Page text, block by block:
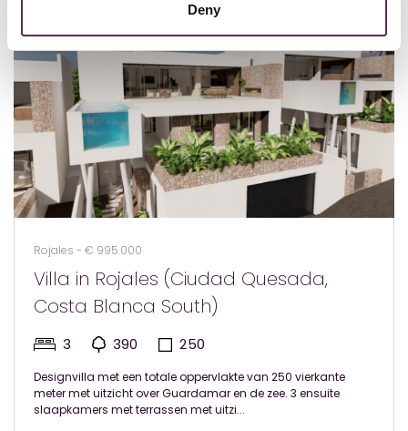
Deny
Rojales - € 995.000
Villa in Rojales (Ciudad Quesada,
Costa Blanca South)
3 390 250
Designvilla met een totale oppervlakte van 250 vierkante
meter met uitzicht over Guardamar en de zee. 3 ensuite
slaapkamers met terrassen met uitzi...